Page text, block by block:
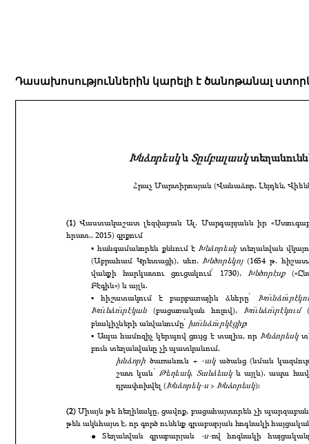
Դասախոսություններին կարելի է ծանոթանալ